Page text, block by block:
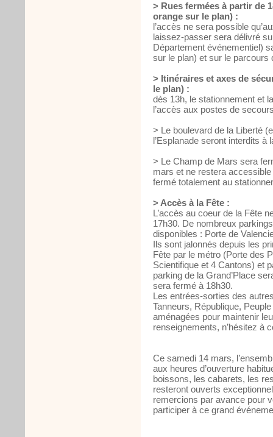
> Rues fermées à partir de
orange sur le plan) :
l’accès ne sera possible
laissez-passer sera délivré
Département événementiel)
sur le plan) et sur le parcours
> Itinéraires et axes de
le plan) :
dès 13h, le stationnement et
l’accès aux postes de
> Le boulevard de la Liberté
l’Esplanade seront interdits à
> Le Champ de Mars sera
mars et ne restera
fermé totalement au
> Accès à la Fête :
L’accès au coeur de la Fête
17h30. De nombreux
disponibles : Porte de
Ils sont jalonnés depuis les
Fête par le métro (Porte des
Scientifique et 4 Cantons) et
parking de la Grand’Place
sera fermé à 18h30.
Les entrées-sorties des
Tanneurs, République,
aménagées pour maintenir
renseignements, n’hésitez à
Ce samedi 14 mars,
aux heures d’ouverture
boissons, les cabarets, les
resteront ouverts
remercions par avance pour
participer à ce grand